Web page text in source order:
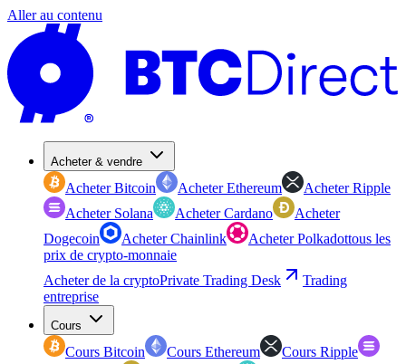
Aller au contenu
Acheter & vendre
Acheter Bitcoin Acheter Ethereum
Acheter Ripple
Acheter Solana
Acheter Cardano
Acheter
Dogecoin
Acheter Chainlink Acheter Polkadottous les
prix de crypto-monnaie
Acheter de la cryptoPrivate Trading Desk
Trading
entreprise
Cours
Cours Bitcoin Cours Ethereum
Cours Ripple